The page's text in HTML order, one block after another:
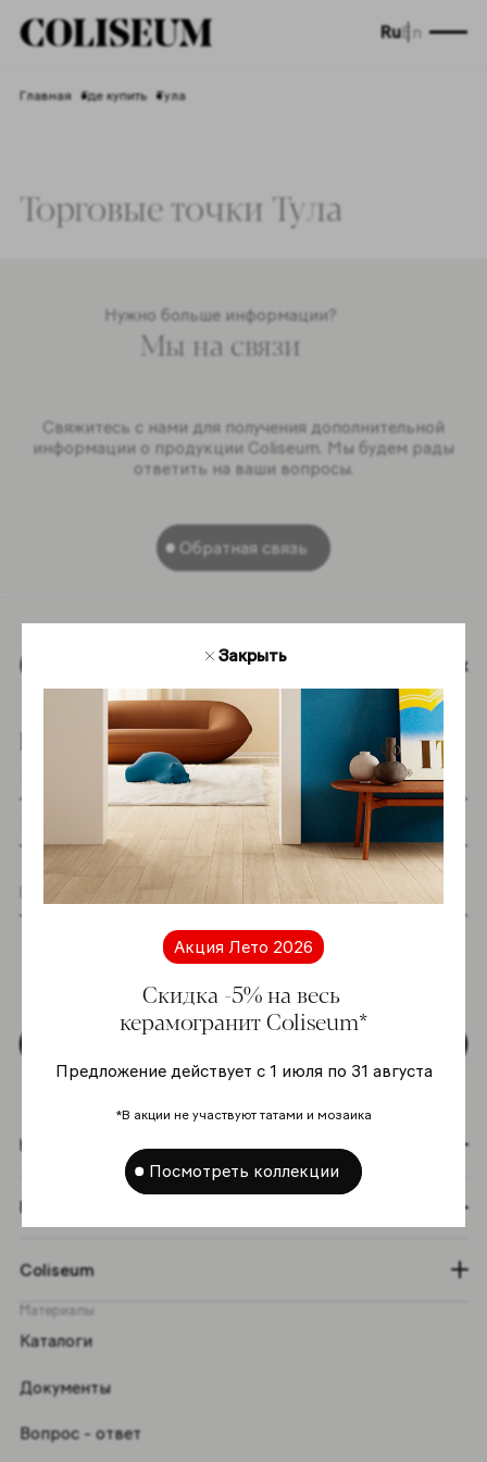
RuEn
Главная Где купить Тула
Торговые точки Тула
Нужно больше информации?
Мы на связи
информации о продукции Coliseum. Мы будем рады
ответить на ваши вопросы.
Обратная связь
Закрыть
Акция Лето 2026
Скидка -5% на весь
керамогранит Coliseum*
Предложение действует с 1 июля по 31 августа
*В акции не участвуют татами и мозаика
Посмотреть коллекции
Наверх
Подпишитесь на новостную рассылку
Я даю согласие на хранение и обработку
моих персональных данных согласно
Политике в отношении обработки
персональных данных*
Коллекции
Графический эффект
Coliseum
Материалы
Каталоги
Документы
Вопрос - ответ